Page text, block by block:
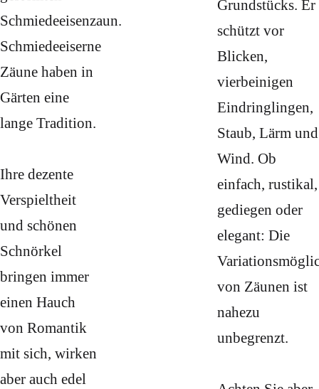
Schmiedeeisenzaun.
Schmiedeeiserne
Zäune haben in
Gärten eine
lange Tradition.
Ihre dezente
Verspieltheit
und schönen
Schnörkel
bringen immer
einen Hauch
von Romantik
mit sich, wirken
aber auch edel
Grundstücks. Er
schützt vor
Blicken,
vierbeinigen
Eindringlingen,
Staub, Lärm und
Wind. Ob
einfach, rustikal,
gediegen oder
elegant: Die
von Zäunen ist
nahezu
unbegrenzt.